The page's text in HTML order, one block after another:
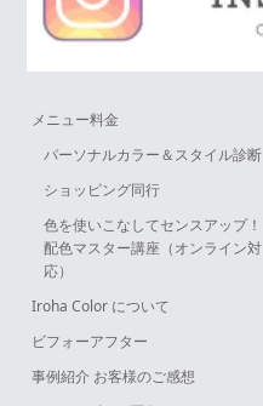
メニュー料金
パーソナルカラー＆スタイル診断
ショッピング同行
色を使いこなしてセンスアップ！
配色マスター講座（オンライン対
応）
Iroha Color について
ビフォーアフター
事例紹介 お客様のご感想